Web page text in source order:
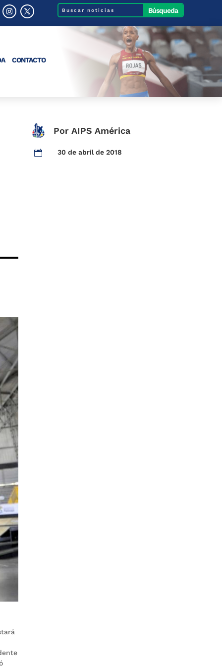
CONTACTO
Por AIPS América
 30 de abril de 2018